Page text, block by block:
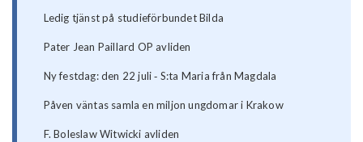
Ledig tjänst på studieförbundet Bilda
Pater Jean Paillard OP avliden
Ny festdag: den 22 juli ‐ S:ta Maria från Magdala
Påven väntas samla en miljon ungdomar i Krakow
F. Boleslaw Witwicki avliden